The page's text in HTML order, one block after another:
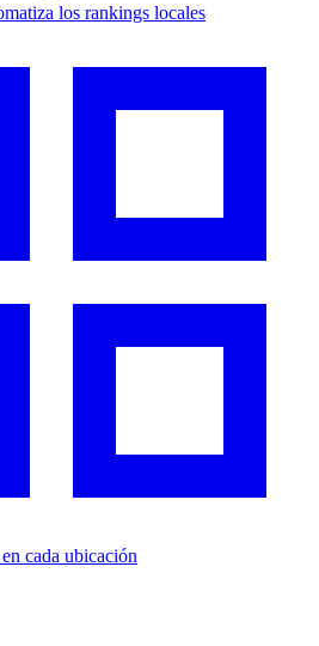
los rankings locales
cada ubicación